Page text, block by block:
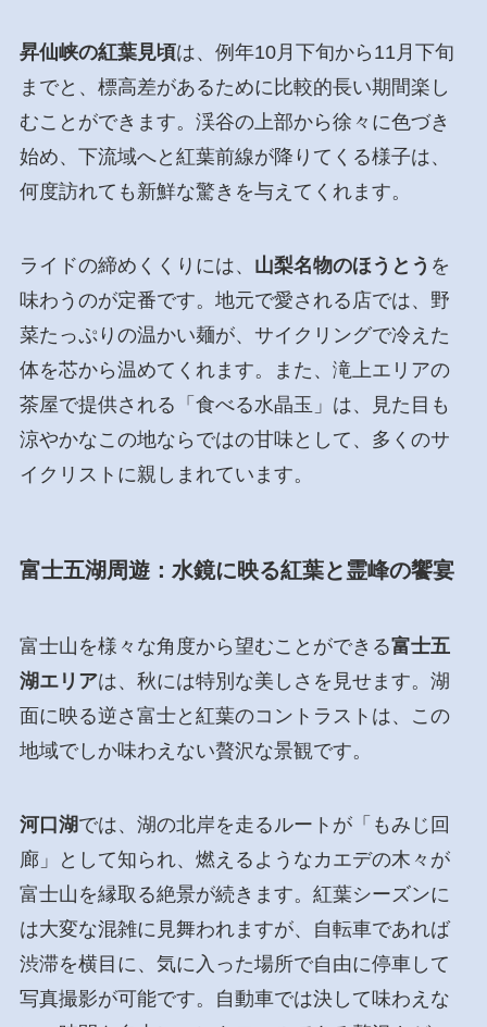
昇仙峡の紅葉見頃は、例年10月下旬から11月下旬
までと、標高差があるために比較的長い期間楽し
むことができます。渓谷の上部から徐々に色づき
始め、下流域へと紅葉前線が降りてくる様子は、
何度訪れても新鮮な驚きを与えてくれます。
ライドの締めくくりには、 山梨名物のほうとう を
味わうのが定番です。地元で愛される店では、野
菜たっぷりの温かい麺が、サイクリングで冷えた
体を芯から温めてくれます。また、滝上エリアの
茶屋で提供される「食べる水晶玉」は、見た目も
涼やかなこの地ならではの甘味として、多くのサ
イクリストに親しまれています。
富士五湖周遊：水鏡に映る紅葉と霊峰の饗宴
富士山を様々な角度から望むことができる富士五
湖エリアは、秋には特別な美しさを見せます。湖
面に映る逆さ富士と紅葉のコントラストは、この
地域でしか味わえない贅沢な景観です。
河口湖では、湖の北岸を走るルートが「もみじ回
廊」として知られ、燃えるようなカエデの木々が
富士山を縁取る絶景が続きます。紅葉シーズンに
は大変な混雑に見舞われますが、自転車であれば
渋滞を横目に、気に入った場所で自由に停車して
写真撮影が可能です。自動車では決して味わえな